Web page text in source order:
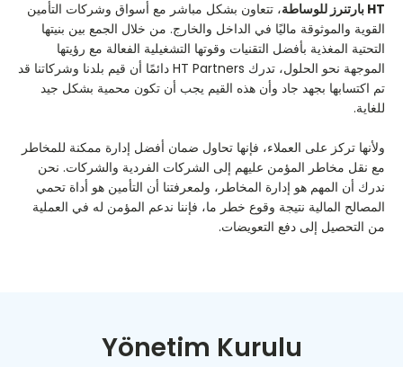
HT بارتنرز للوساطة
، تتعاون بشكل مباشر مع أسواق وشركات التأمين
القوية والموثوقة ماليًا في الداخل والخارج. من خلال الجمع بين بنيتها
التحتية المغذية بأفضل التقنيات وقوتها التشغيلية الفعالة مع رؤيتها
الموجهة نحو الحلول، تدرك HT Partners دائمًا أن قيم بلدنا وشركاتنا قد
تم اكتسابها بجهد جاد وأن هذه القيم يجب أن تكون محمية بشكل جيد
للغاية.
ولأنها تركز على العملاء، فإنها تحاول ضمان أفضل إدارة ممكنة للمخاطر
مع نقل مخاطر المؤمن عليهم إلى الشركات الفردية والشركات. نحن
ندرك أن المهم هو إدارة المخاطر، ولمعرفتنا أن التأمين هو أداة تحمي
المصالح المالية نتيجة وقوع خطر ما، فإننا ندعم المؤمن له في العملية
من التحصيل إلى دفع التعويضات.
Yönetim Kurulu